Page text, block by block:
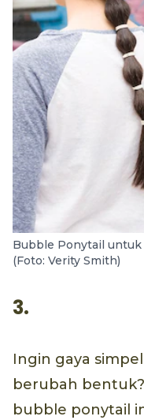
Bubble Ponytail
(Foto: Verity Smith)
3.
Ingin gaya
berubah
bubble ponytail